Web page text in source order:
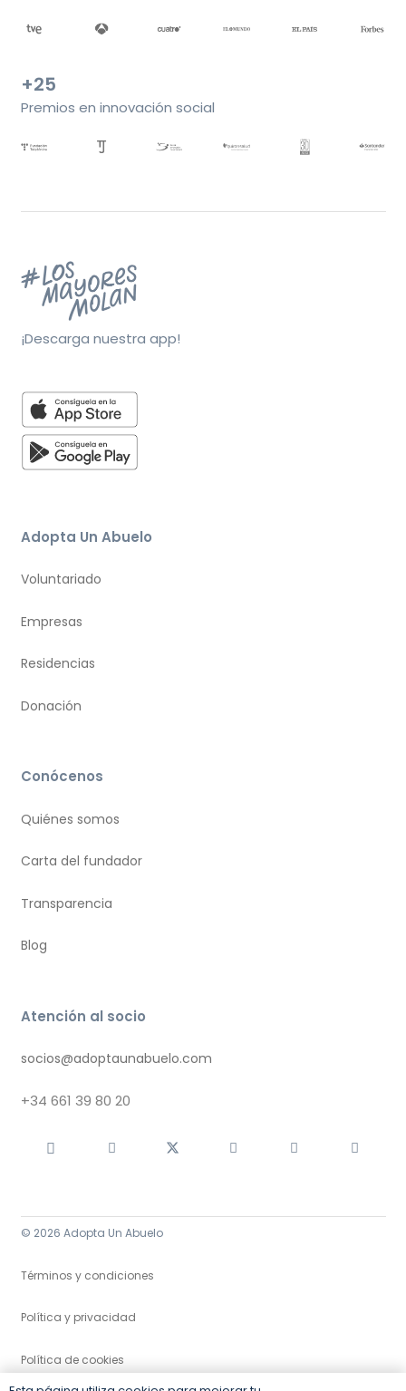
+25
Premios en innovación social
¡Descarga nuestra app!
Adopta Un Abuelo
Voluntariado
Empresas
Residencias
Donación
Conócenos
Quiénes somos
Carta del fundador
Transparencia
Blog
Atención al socio
socios@adoptaunabuelo.com
+34 661 39 80 20
© 2026 Adopta Un Abuelo
Términos y condiciones
Política y privacidad
Política de cookies